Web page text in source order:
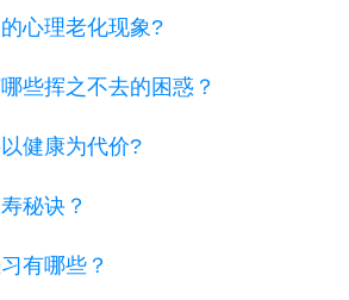
心理老化现象?
些挥之不去的困惑？
健康为代价?
秘诀？
有哪些？